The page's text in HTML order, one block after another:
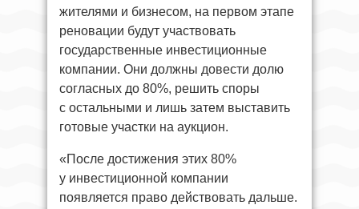
жителями и бизнесом, на первом этапе
реновации будут участвовать
государственные инвестиционные
компании. Они должны довести долю
согласных до 80%, решить споры
с остальными и лишь затем выставить
готовые участки на аукцион.
«После достижения этих 80%
у инвестиционной компании
появляется право действовать дальше.